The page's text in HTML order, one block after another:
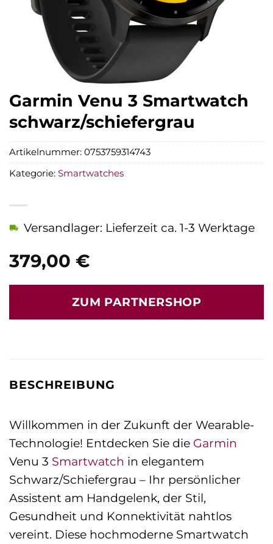
Garmin Venu 3 Smartwatch
schwarz/schiefergrau
379,00 €
Versandlager: Lieferzeit ca. 1-3 Werktage
ZUM PARTNERSHOP
Artikelnummer: 0753759314743
Kategorie: Smartwatches
BESCHREIBUNG
Willkommen in der Zukunft der Wearable-
Technologie! Entdecken Sie die Garmin
Venu 3 Smartwatch in elegantem
Schwarz/Schiefergrau – Ihr persönlicher
Assistent am Handgelenk, der Stil,
Gesundheit und Konnektivität nahtlos
vereint. Diese hochmoderne Smartwatch